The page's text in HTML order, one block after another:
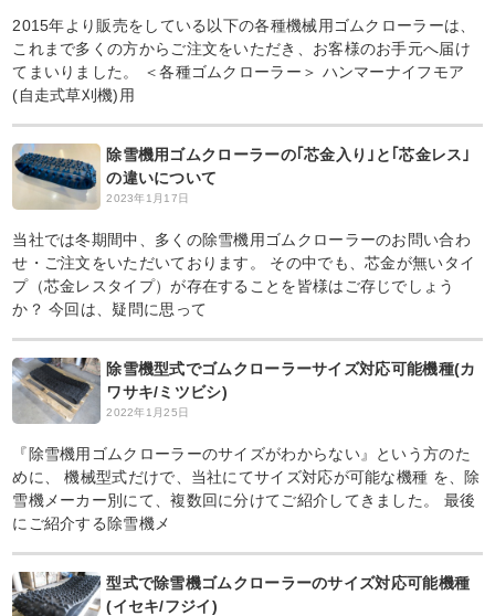
2015年より販売をしている以下の各種機械用ゴムクローラーは、
これまで多くの方からご注文をいただき、お客様のお手元へ届け
てまいりました。 ＜各種ゴムクローラー＞ ハンマーナイフモア
(自走式草刈機)用
除雪機用ゴムクローラーの｢芯金入り｣と｢芯金レス｣
の違いについて
2023年1月17日
当社では冬期間中、多くの除雪機用ゴムクローラーのお問い合わ
せ・ご注文をいただいております。 その中でも、芯金が無いタイ
プ（芯金レスタイプ）が存在することを皆様はご存じでしょう
か？ 今回は、疑問に思って
除雪機型式でゴムクローラーサイズ対応可能機種(カ
ワサキ/ミツビシ)
2022年1月25日
『除雪機用ゴムクローラーのサイズがわからない』という方のた
めに、 機械型式だけで、当社にてサイズ対応が可能な機種 を、除
雪機メーカー別にて、複数回に分けてご紹介してきました。 最後
にご紹介する除雪機メ
型式で除雪機ゴムクローラーのサイズ対応可能機種
(イセキ/フジイ)